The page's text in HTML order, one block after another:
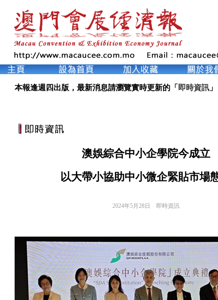
本報逢週四出版，最新消息請瀏覽實時更新的「 即時資訊 」
澳娛綜合中小企學院今成立
以大帶小協助中小微企緊貼市場
2024年5月28日 即時資訊